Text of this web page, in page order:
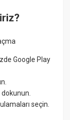
Google Play
seçin.